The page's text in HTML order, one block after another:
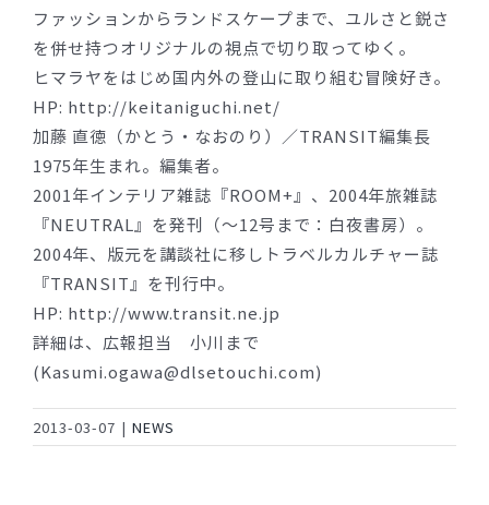
ファッションからランドスケープまで、ユルさと鋭さ
を併せ持つオリジナルの視点で切り取ってゆく。
ヒマラヤをはじめ国内外の登山に取り組む冒険好き。
HP: http://keitaniguchi.net/
加藤 直徳（かとう・なおのり）／TRANSIT編集長
1975年生まれ。編集者。
2001年インテリア雑誌『ROOM+』、2004年旅雑誌
『NEUTRAL』を発刊（〜12号まで：白夜書房）。
2004年、版元を講談社に移しトラベルカルチャー誌
『TRANSIT』を刊行中。
HP: http://www.transit.ne.jp
詳細は、広報担当 小川まで
(Kasumi.ogawa@dlsetouchi.com)
2013-03-07 | NEWS